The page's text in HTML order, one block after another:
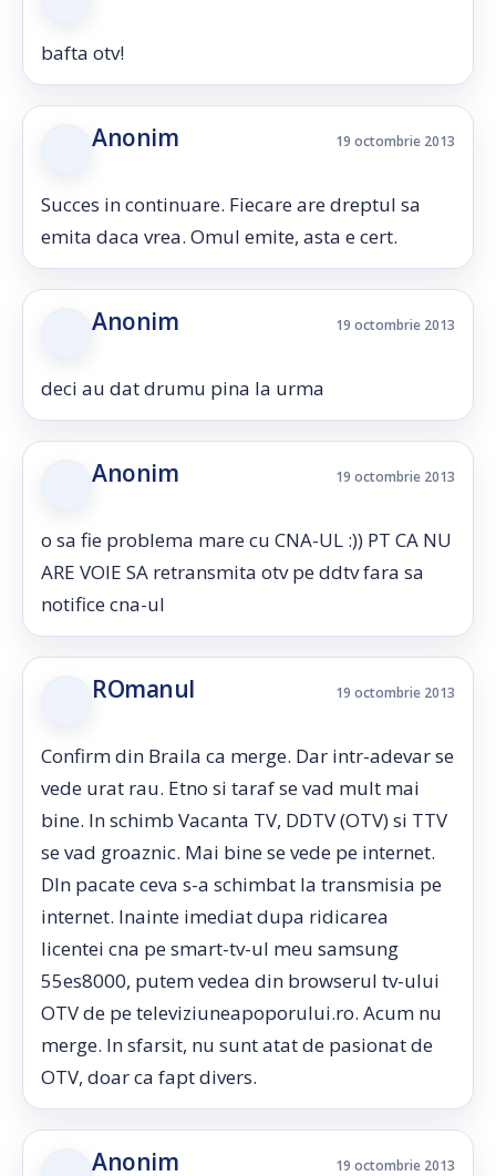
bafta otv!
Anonim 19 octombrie 2013
Succes in continuare. Fiecare are dreptul sa
emita daca vrea. Omul emite, asta e cert.
Anonim 19 octombrie 2013
deci au dat drumu pina la urma
Anonim 19 octombrie 2013
o sa fie problema mare cu CNA-UL :)) PT CA NU
ARE VOIE SA retransmita otv pe ddtv fara sa
notifice cna-ul
ROmanul 19 octombrie 2013
Confirm din Braila ca merge. Dar intr-adevar se
vede urat rau. Etno si taraf se vad mult mai
bine. In schimb Vacanta TV, DDTV (OTV) si TTV
se vad groaznic. Mai bine se vede pe internet.
DIn pacate ceva s-a schimbat la transmisia pe
internet. Inainte imediat dupa ridicarea
licentei cna pe smart-tv-ul meu samsung
55es8000, putem vedea din browserul tv-ului
OTV de pe televiziuneapoporului.ro. Acum nu
merge. In sfarsit, nu sunt atat de pasionat de
OTV, doar ca fapt divers.
Anonim 19 octombrie 2013